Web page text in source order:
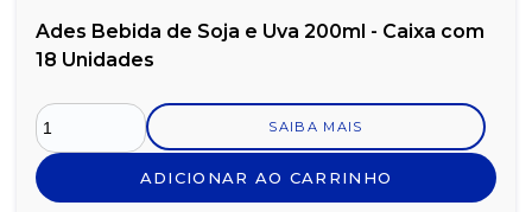
Ades Bebida de Soja e Uva 200ml - Caixa com
18 Unidades
SAIBA MAIS
ADICIONAR AO CARRINHO